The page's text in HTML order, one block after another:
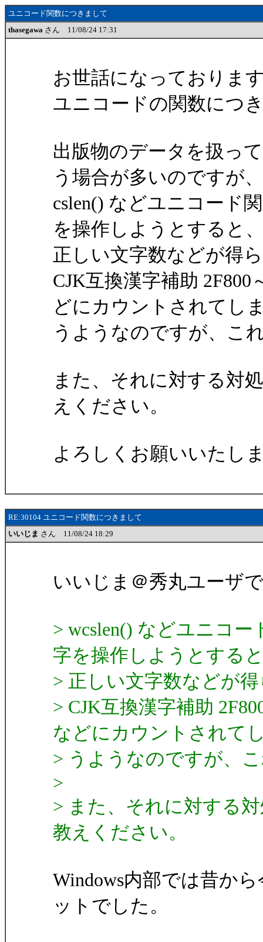
ユニコード関数につきまして
thasegawa さん 11/08/24 17:31
お世話になっておりま
ユニコードの関数につ
出版物のデータを扱っ
う場合が多いのですが
cslen() などユニコード
を操作しようとすると
正しい文字数などが得
CJK互換漢字補助
どにカウントされてし
うようなのですが、こ
また、それに対する対
えください。
よろしくお願いいたし
RE:30104 ユニコード関数につきまして
いいじま さん 11/08/24 18:29
いいじま＠秀丸ユーザ
> wcslen() などユニコ
字を操作しようとする
> 正しい文字数などが
> CJK互換漢字補助
などにカウントされて
> うようなのですが、
>
> また、それに対する
教えください。
Windows内部では昔か
ットでした。